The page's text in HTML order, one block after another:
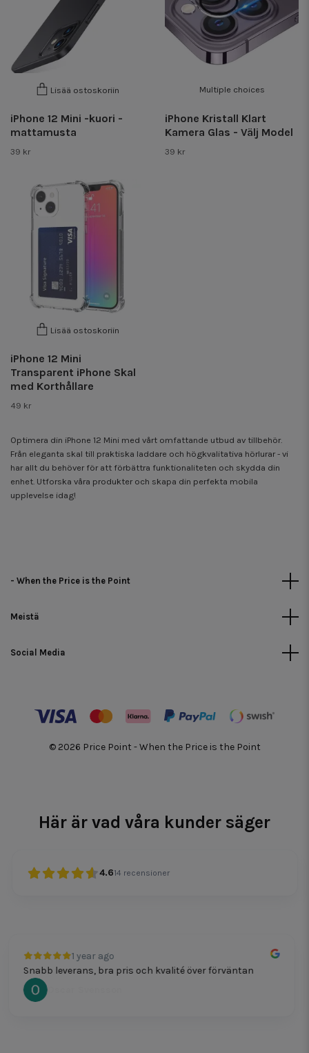
Lisää ostoskoriin
iPhone 12 Mini -kuori -
mattamusta
39 kr
Multiple choices
iPhone Kristall Klart
Kamera Glas - Välj Model
39 kr
Lisää ostoskoriin
iPhone 12 Mini
Transparent iPhone Skal
med Korthållare
49 kr
Optimera din iPhone 12 Mini med vårt omfattande utbud av tillbehör.
Från eleganta skal till praktiska laddare och högkvalitativa hörlurar - vi
har allt du behöver för att förbättra funktionaliteten och skydda din
enhet. Utforska våra produkter och skapa din perfekta mobila
upplevelse idag!
- When the Price is the Point
Meistä
Social Media
© 2026 Price Point - When the Price is the Point
Här är vad våra kunder säger
4.614 recensioner
1 year ago
Snabb leverans, bra pris och kvalité över förväntan
Oscar Svensson